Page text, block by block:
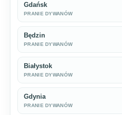
Gdańsk
PRANIE DYWANÓW
Będzin
PRANIE DYWANÓW
Białystok
PRANIE DYWANÓW
Gdynia
PRANIE DYWANÓW